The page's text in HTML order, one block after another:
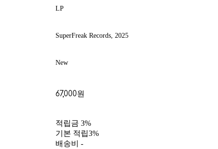
LP
SuperFreak Records, 2025
New
67,000원
적립금 3%
기본 적립3%
배송비-